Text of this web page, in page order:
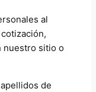
al
nuestro sitio o
de